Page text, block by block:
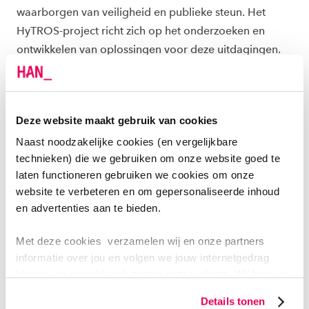
Deze website maakt gebruik van cookies
Naast noodzakelijke cookies (en vergelijkbare
technieken) die we gebruiken om onze website goed te
laten functioneren gebruiken we cookies om onze
website te verbeteren en om gepersonaliseerde inhoud
en advertenties aan te bieden.
Met deze cookies verzamelen wij en onze partners
informatie over jou en volgen we jouw internetgedrag
Details tonen
waarborgen van veiligheid en publieke steun. Het
HyTROS-project richt zich op het onderzoeken en
ontwikkelen van oplossingen voor deze uitdagingen.
DOELEN
In Taak 1 werkt HAN samen met het Nederlandse
nationale metrologie-instituut VSL en de Radboud
Universiteit aan de ontwikkeling en het testen van
analytische oplossingen en instrumenten voor
betrouwbare meting van onzuiverheden, evenals aan
de ontwikkeling van goedkope sensoren voor H₂-
valideren van een bemonsteringsinstrument voor
waterstofbemonstering op locatie en vervolgens het